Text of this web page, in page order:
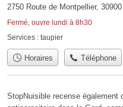
2750 Route de Montpellier,
Fermé, ouvre lundi à 8h30
Services : taupier
Horaires Téléphone
StopNuisible recense également